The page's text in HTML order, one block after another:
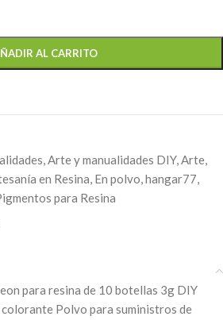
AL CARRITO
,Arte y manualidades DIY,Arte,
en Resina, En polvo,hangar77,
para Resina
para resina de 10 botellas 3g DIY
Polvo para suministros de